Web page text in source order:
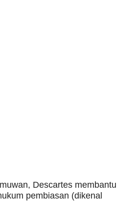
Descartes membantu
pembiasan (dikenal